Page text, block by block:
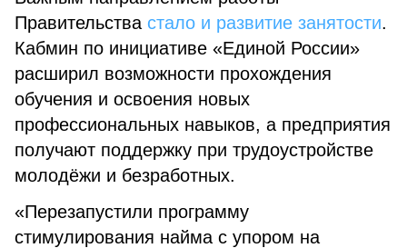
Правительства стало и развитие занятости.
Кабмин по инициативе «Единой России»
расширил возможности прохождения
обучения и освоения новых
профессиональных навыков, а предприятия
получают поддержку при трудоустройстве
молодёжи и безработных.
«Перезапустили программу
стимулирования найма с упором на